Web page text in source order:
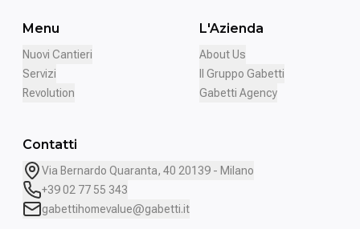
Menu
Nuovi Cantieri
Servizi
Revolution
L'Azienda
About Us
Il Gruppo Gabetti
Gabetti Agency
Contatti
Via Bernardo Quaranta, 40 20139 - Milano
+39 02 77 55 343
gabettihomevalue@gabetti.it